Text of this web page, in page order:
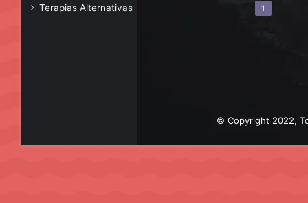
Terapias Alternativas 1
© Copyright 2022,